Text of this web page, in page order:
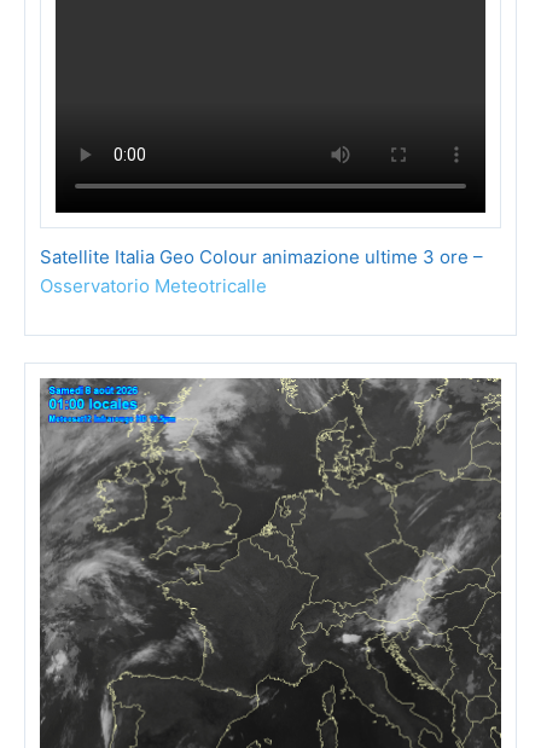
Satellite Italia Geo Colour animazione ultime 3 ore –
Osservatorio Meteotricalle